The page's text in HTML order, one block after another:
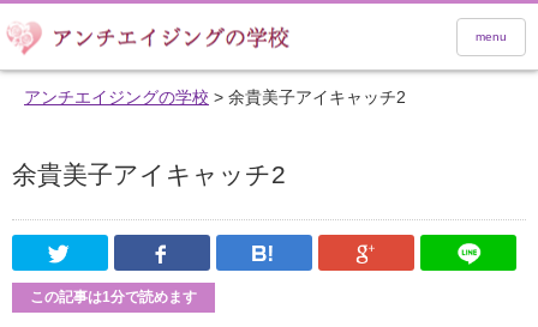
menu
アンチエイジングの学校 > 余貴美子アイキャッチ2
余貴美子アイキャッチ2
Twitter Facebook はてなブックマーク
Google
この記事は1分で読めます